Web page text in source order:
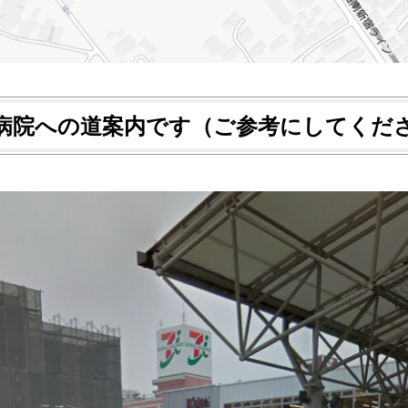
院への道案内です（ご参考にしてくだ